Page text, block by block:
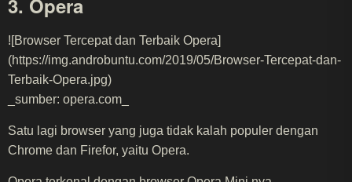
3. Opera
![Browser Tercepat dan Terbaik Opera]
(https://img.androbuntu.com/2019/05/Browser-Tercepat-dan-
Terbaik-Opera.jpg)
_sumber: opera.com_
Satu lagi browser yang juga tidak kalah populer dengan
Chrome dan Firefor, yaitu Opera.